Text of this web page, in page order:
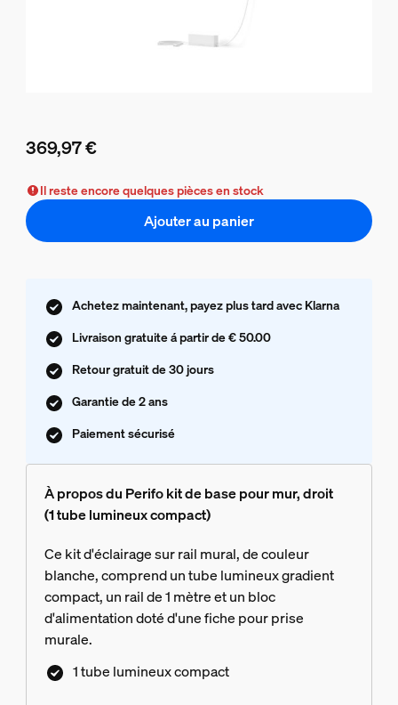
369,97 €
Il reste encore quelques pièces en stock
Ajouter au panier
Achetez maintenant, payez plus tard avec Klarna
Livraison gratuite á partir de € 50.00
Retour gratuit de 30 jours
Garantie de 2 ans
Paiement sécurisé
À propos du Perifo kit de base pour mur, droit
(1 tube lumineux compact)
Ce kit d'éclairage sur rail mural, de couleur
blanche, comprend un tube lumineux gradient
compact, un rail de 1 mètre et un bloc
d'alimentation doté d'une fiche pour prise
murale.
1 tube lumineux compact